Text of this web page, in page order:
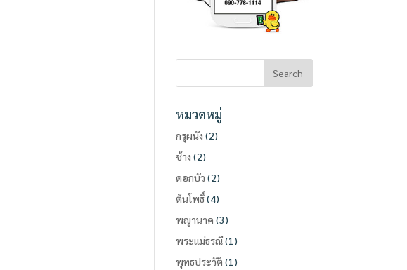
หมวดหมู่
กรุผนัง (2)
ช้าง (2)
ดอกบัว (2)
ต้นโพธิ์(4)
พญานาค (3)
พระแม่ธรณี(1)
พุทธประวัติ (1)